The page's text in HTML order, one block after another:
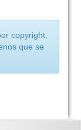
copyright,
que se